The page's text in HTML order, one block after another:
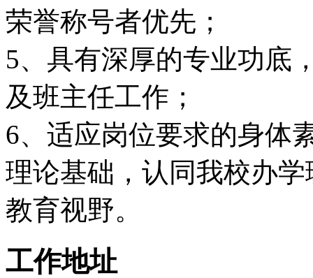
荣誉称号者优先；
5、具有深厚的专业功底
及班主任工作；
6、适应岗位要求的身体
理论基础，认同我校办
教育视野。
工作地址